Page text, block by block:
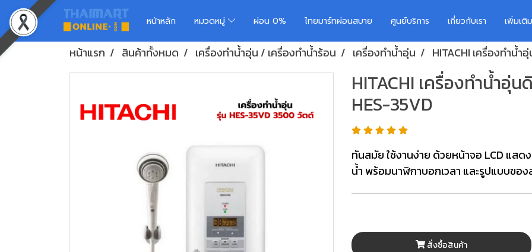
หน้าหลัก หมวดหมู่ ผ่อน 0% ไทยมาร์ทผ่อนสบาย ศูนย์บริการ เกี่ยวกับเรา เพิ่มเ
หน้าแรก สินค้าทั้งหมด เครื่องทำน้ำอุ่น / เครื่องทำน้ำร้อน เครื่องทำน้ำอุ่น HITACHI เครื่องทำน้
HITACHI เครื่องทำน้ำอุ่
HES-35VD
ทันสมัย ใช้งานง่าย ด้วยหน้าจอ LCD แ
น้ำ พร้อมนาฬิกาบอกเวลา และรูปแบบขอ
สั่งซื้อสินค้า